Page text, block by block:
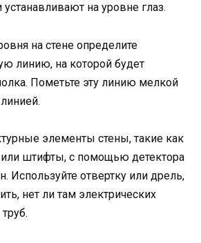
на уровне глаз.
на стене определите
линию, на которой будет
Пометьте эту линию мелкой
элементы стены, такие как
или штифты, с помощью детектора
Используйте отвертку или дрель,
нет ли там электрических